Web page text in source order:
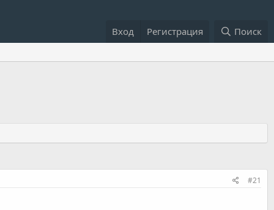
Вход Регистрация Поиск
#21